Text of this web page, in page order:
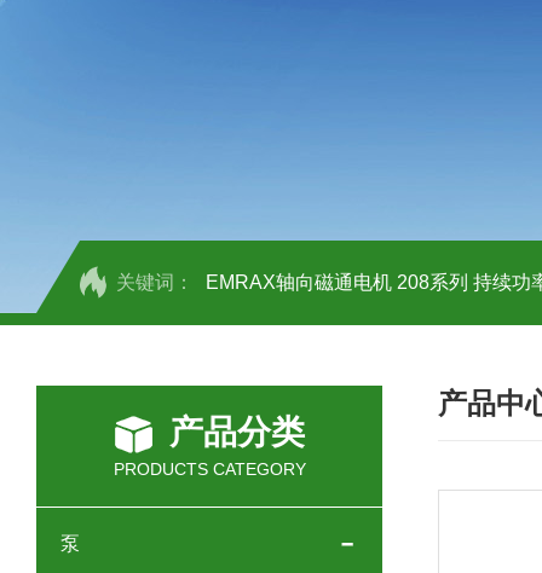
关键词： EMRAX轴向磁通电机 208系列 持续功
OEMER三相同步电机MTES 132SB/2
OEMER三相同步电机MTES 160MA/2
产品分类
PRODUCTS CATEGORY
泵
产品中